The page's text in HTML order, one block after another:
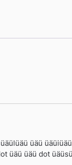
üäü
üäü üäü dot